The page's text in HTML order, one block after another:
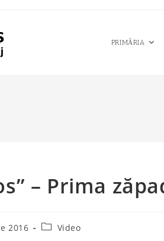
PRIMĂRIA
– Prima
2016
PostVideo